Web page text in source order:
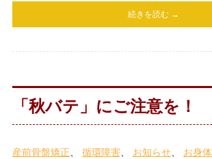
続きを読む →
「秋バテ」にご注意を！
産前骨盤矯正 循環障害 お知らせ
お身